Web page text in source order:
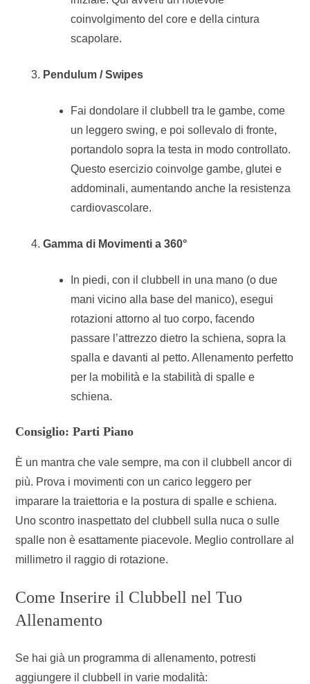
coinvolgimento del core e della cintura
scapolare.
Pendulum / Swipes
Fai dondolare il clubbell tra le gambe, come
un leggero swing, e poi sollevalo di fronte,
portandolo sopra la testa in modo controllato.
Questo esercizio coinvolge gambe, glutei e
addominali, aumentando anche la resistenza
cardiovascolare.
Gamma di Movimenti a 360°
In piedi, con il clubbell in una mano (o due
mani vicino alla base del manico), esegui
rotazioni attorno al tuo corpo, facendo
passare l’attrezzo dietro la schiena, sopra la
spalla e davanti al petto. Allenamento perfetto
per la mobilità e la stabilità di spalle e
schiena.
Consiglio: Parti Piano
È un mantra che vale sempre, ma con il clubbell ancor di
più. Prova i movimenti con un carico leggero per
imparare la traiettoria e la postura di spalle e schiena.
Uno scontro inaspettato del clubbell sulla nuca o sulle
spalle non è esattamente piacevole. Meglio controllare al
millimetro il raggio di rotazione.
Come Inserire il Clubbell nel Tuo
Allenamento
Se hai già un programma di allenamento, potresti
aggiungere il clubbell in varie modalità: